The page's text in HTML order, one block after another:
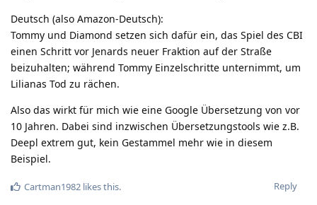
Deutsch (also Amazon-Deutsch):
Tommy und Diamond setzen sich dafür ein, das Spiel des CBI
einen Schritt vor Jenards neuer Fraktion auf der Straße
beizuhalten; während Tommy Einzelschritte unternimmt, um
Lilianas Tod zu rächen.
Also das wirkt für mich wie eine Google Übersetzung von vor
10 Jahren. Dabei sind inzwischen Übersetzungstools wie z.B.
Deepl extrem gut, kein Gestammel mehr wie in diesem
Beispiel.
Reply
Cartman1982 likes this.